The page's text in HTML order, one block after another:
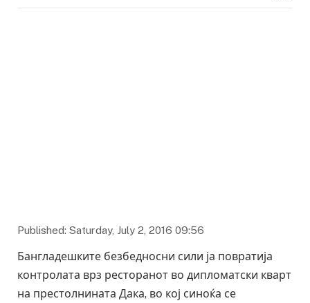
Published: Saturday, July 2, 2016 09:56
Бангладешките безбедносни сили ја повратија
контролата врз ресторанот во дипломатски кварт
на престолнината Дака, во кој синоќа се